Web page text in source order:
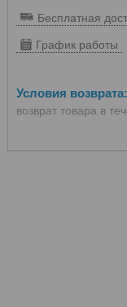
Бесплатная
График работы
возврат товара в